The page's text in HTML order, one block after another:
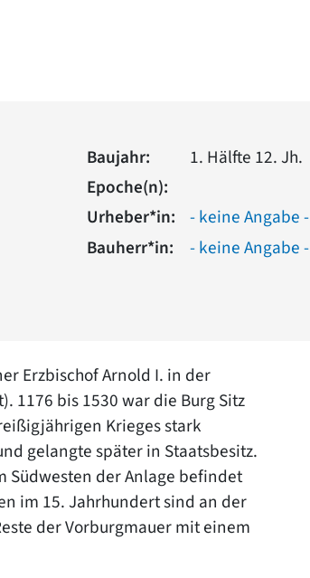
Baujahr:
1. Hälfte 12. Jh.
Epoche(n):
Urheber*in:
- keine Angabe -
Bauherr*in:
- keine Angabe -
Erzbischof Arnold I. in der
1176 bis 1530 war die Burg Sitz
Krieges stark
gelangte später in Staatsbesitz.
Südwesten der Anlage befindet
im 15. Jahrhundert sind an der
der Vorburgmauer mit einem